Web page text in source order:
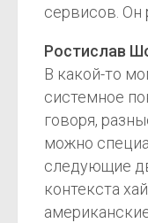
сервисов. Он
Ростислав
В какой-то
системное
говоря,
можно
следующие
контекста